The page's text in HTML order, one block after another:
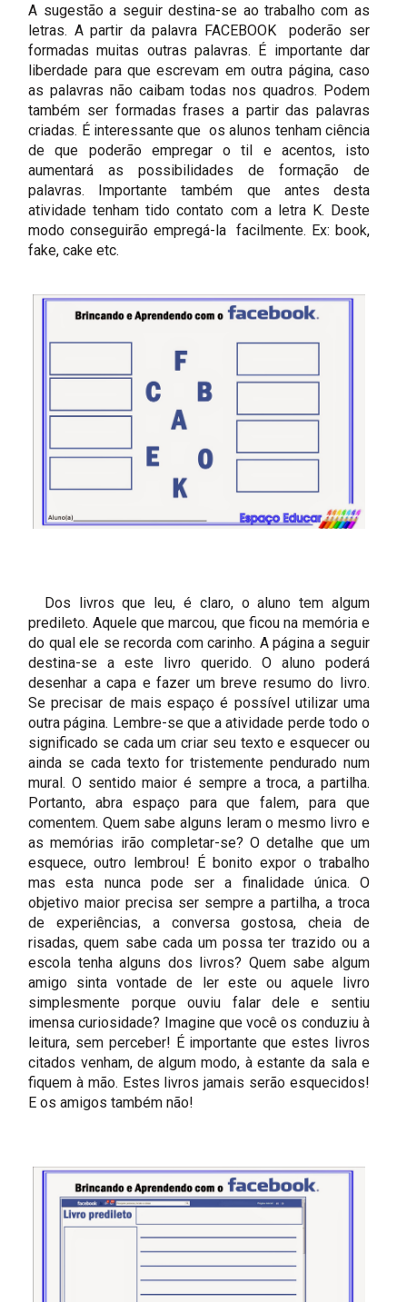
A sugestão a seguir destina-se ao trabalho com as
letras. A partir da palavra FACEBOOK poderão ser
formadas muitas outras palavras. É importante dar
liberdade para que escrevam em outra página, caso
as palavras não caibam todas nos quadros. Podem
também ser formadas frases a partir das palavras
criadas. É interessante que os alunos tenham ciência
de que poderão empregar o til e acentos, isto
aumentará as possibilidades de formação de
palavras. Importante também que antes desta
atividade tenham tido contato com a letra K. Deste
modo conseguirão empregá-la facilmente. Ex: book,
fake, cake etc.
Dos livros que leu, é claro, o aluno tem algum
predileto. Aquele que marcou, que ficou na memória e
do qual ele se recorda com carinho. A página a seguir
destina-se a este livro querido. O aluno poderá
desenhar a capa e fazer um breve resumo do livro.
Se precisar de mais espaço é possível utilizar uma
outra página. Lembre-se que a atividade perde todo o
significado se cada um criar seu texto e esquecer ou
ainda se cada texto for tristemente pendurado num
mural. O sentido maior é sempre a troca, a partilha.
Portanto, abra espaço para que falem, para que
comentem. Quem sabe alguns leram o mesmo livro e
as memórias irão completar-se? O detalhe que um
esquece, outro lembrou! É bonito expor o trabalho
mas esta nunca pode ser a finalidade única. O
objetivo maior precisa ser sempre a partilha, a troca
de experiências, a conversa gostosa, cheia de
risadas, quem sabe cada um possa ter trazido ou a
escola tenha alguns dos livros? Quem sabe algum
amigo sinta vontade de ler este ou aquele livro
simplesmente porque ouviu falar dele e sentiu
imensa curiosidade? Imagine que você os conduziu à
leitura, sem perceber! É importante que estes livros
citados venham, de algum modo, à estante da sala e
fiquem à mão. Estes livros jamais serão esquecidos!
E os amigos também não!